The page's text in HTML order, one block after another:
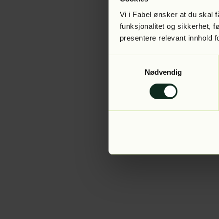
Vi i Fabel ønsker at du skal
funksjonalitet og sikkerhet,
presentere relevant innhold
Nødvendig
Application